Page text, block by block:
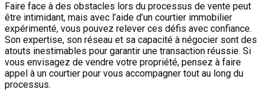
Faire face à des obstacles lors du processus de vente peut
être intimidant, mais avec l’aide d’un courtier immobilier
expérimenté, vous pouvez relever ces défis avec confiance.
Son expertise, son réseau et sa capacité à négocier sont des
atouts inestimables pour garantir une transaction réussie. Si
vous envisagez de vendre votre propriété, pensez à faire
appel à un courtier pour vous accompagner tout au long du
processus.